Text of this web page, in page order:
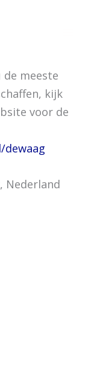
meeste
kijk
voor de
Nederland